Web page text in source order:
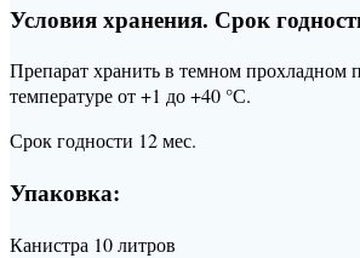
Условия хранения. Срок
Препарат хранить в темном прохладном
температуре от +1 до +40 °С.
Срок годности 12 мес.
Упаковка:
Канистра 10 литров